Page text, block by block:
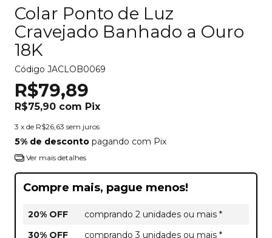
Colar Ponto de Luz
Cravejado Banhado a Ouro
18K
Código JACLOB0069
R$79,89
R$75,90 com Pix
3 x de R$26,63 sem juros
5% de desconto pagando com Pix
Ver mais detalhes
Compre mais, pague menos!
20% OFF
comprando 2 unidades ou mais *
30% OFF
comprando 3 unidades ou mais *